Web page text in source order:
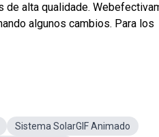
alta qualidade.
algunos cambios. Para los
Sistema SolarGIF Animado